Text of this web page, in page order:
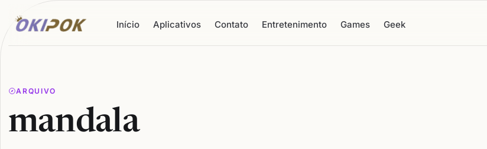
Início Aplicativos Contato Entretenimento Games Geek
ARQUIVO
mandala